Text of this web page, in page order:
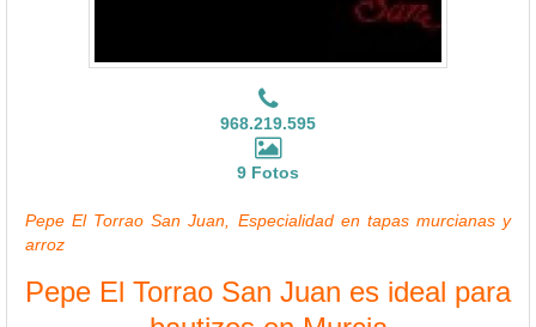
968.219.595
9 Fotos
Pepe El Torrao San Juan, Especialidad en tapas murcianas y
arroz
Pepe El Torrao San Juan es ideal para